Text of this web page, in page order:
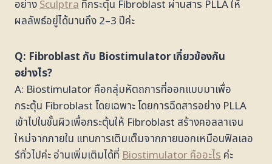
อย่างSculptraที่กระตุ้น Fibroblast ผ่านสาร PLLA ให้
ผลลัพธ์อยู่ได้นานถึง 2–3 ปีค่ะ
Q: Fibroblast กับ Biostimulator เกี่ยวข้องกัน
อย่างไร?
A: Biostimulator คือกลุ่มหัตถการที่ออกแบบมาเพื่อ
กระตุ้น Fibroblast โดยเฉพาะ โดยการฉีดสารอย่าง PLLA
เข้าไปในชั้นผิวเพื่อกระตุ้นให้ Fibroblast สร้างคอลลาเจน
ใหม่จากภายใน แทนการเติมเต็มจากภายนอกเหมือนฟิลเลอ
ร์ทั่วไปค่ะ อ่านเพิ่มเติมได้ที่Biostimulator คืออะไรค่ะ